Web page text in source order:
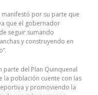
manifestó por su parte que
que el gobernador
seguir sumando
y construyendo en
parte del Plan Quinquenal
población cuente con las
y promoviendo la